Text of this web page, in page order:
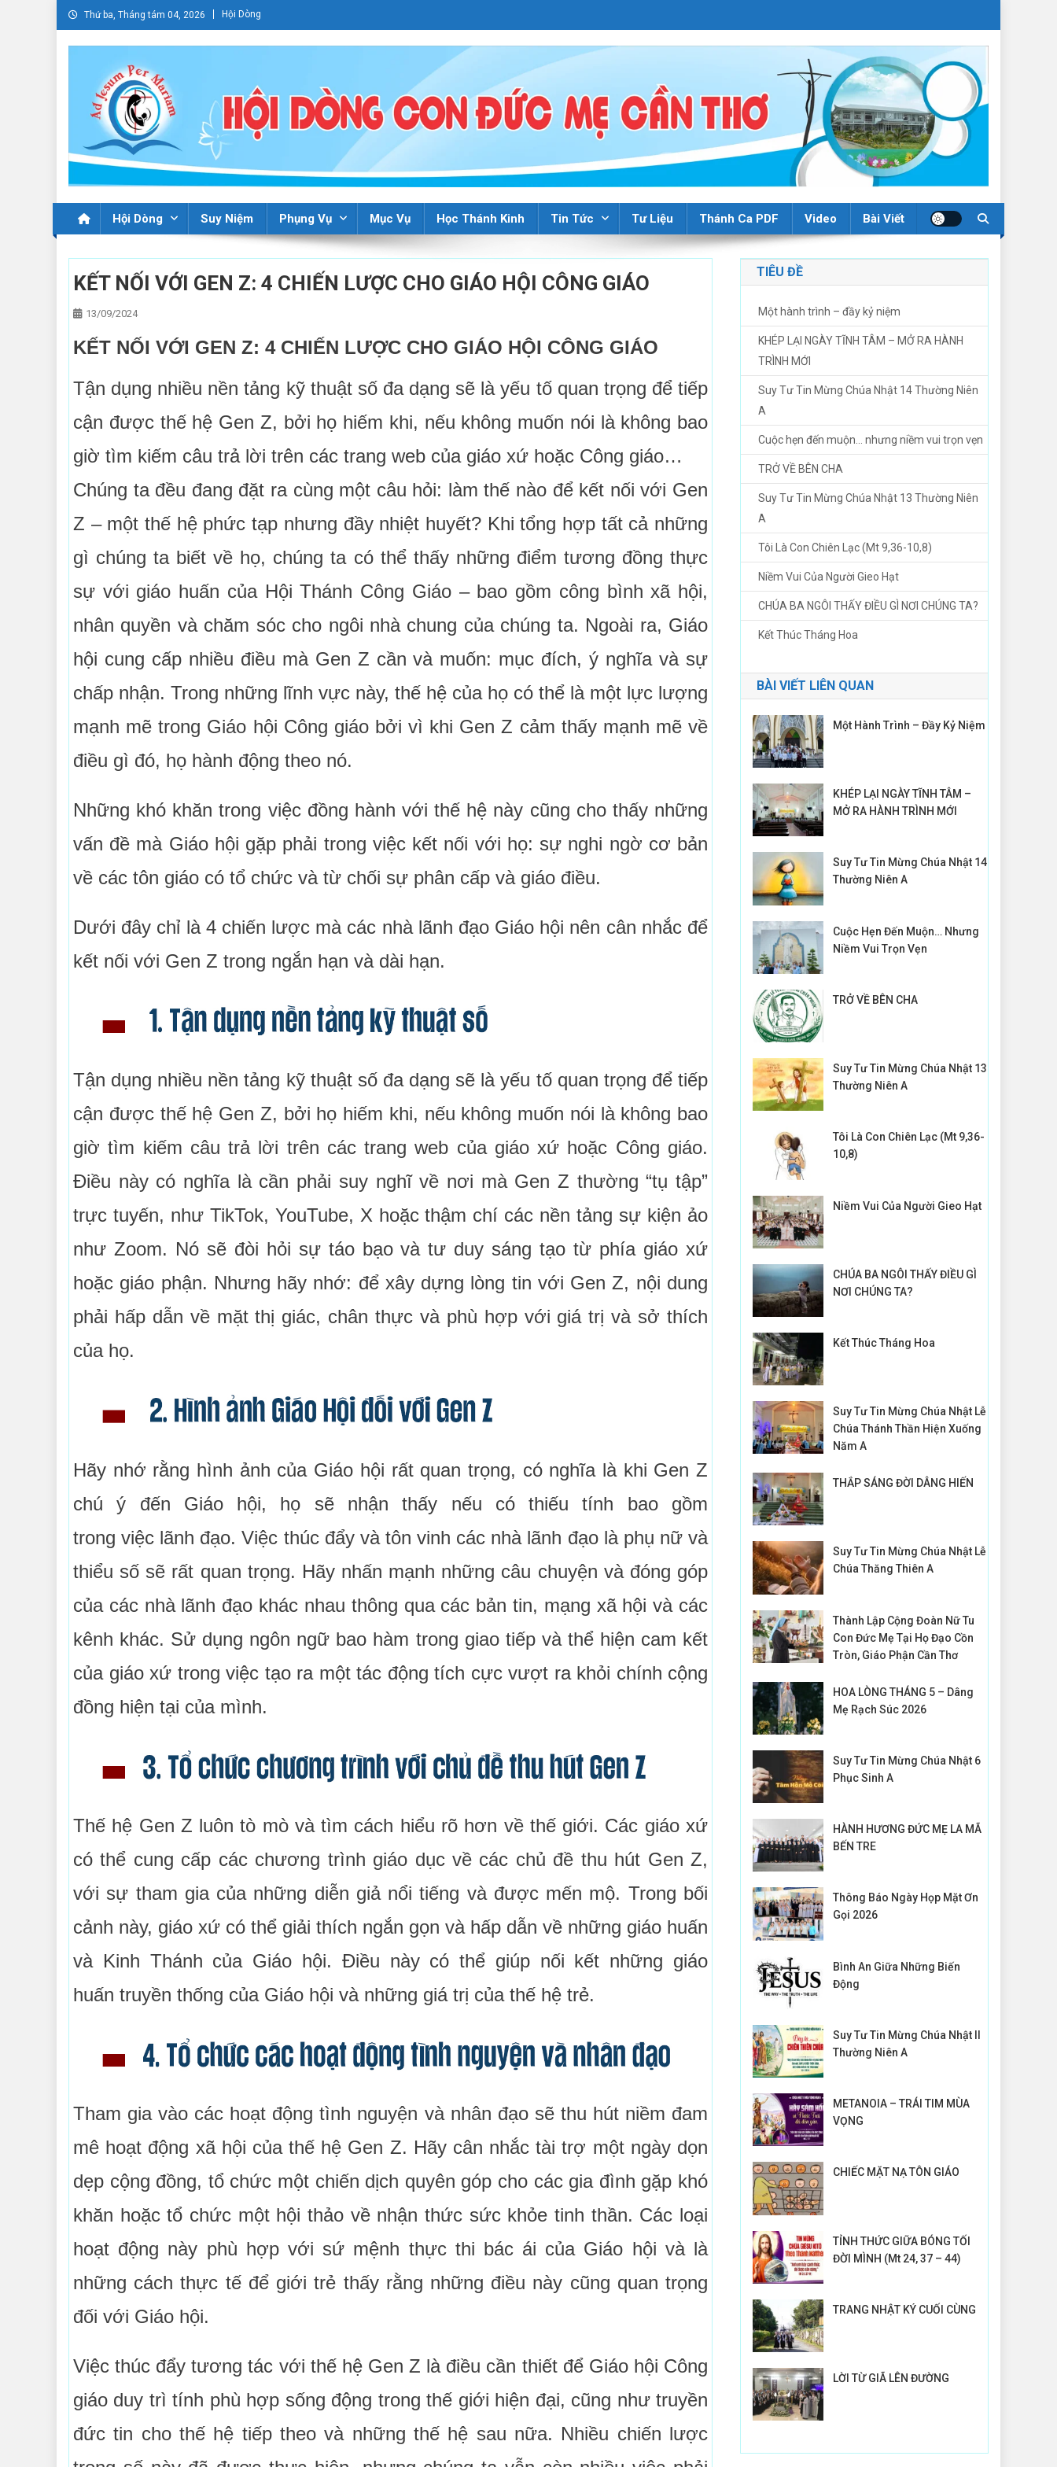
Skip
to
content
Thứ ba, Tháng tám 04, 2026 Hội Dòng
Hội Dòng Suy Niệm Phụng Vụ Mục Vụ Học Thánh Kinh Tin Tức Tư Liệu Thánh Ca PDF Video Bài Viết
KẾT NỐI VỚI GEN Z: 4 CHIẾN LƯỢC CHO GIÁO HỘI CÔNG GIÁO
13/09/2024
KẾT NỐI VỚI GEN Z: 4 CHIẾN LƯỢC CHO GIÁO HỘI CÔNG GIÁO
Tận dụng nhiều nền tảng kỹ thuật số đa dạng sẽ là yếu tố quan trọng để tiếp
cận được thế hệ Gen Z, bởi họ hiếm khi, nếu không muốn nói là không bao
giờ tìm kiếm câu trả lời trên các trang web của giáo xứ hoặc Công giáo…
Chúng ta đều đang đặt ra cùng một câu hỏi: làm thế nào để kết nối với Gen
Z – một thế hệ phức tạp nhưng đầy nhiệt huyết? Khi tổng hợp tất cả những
gì chúng ta biết về họ, chúng ta có thể thấy những điểm tương đồng thực
sự với giáo huấn của Hội Thánh Công Giáo – bao gồm công bình xã hội,
nhân quyền và chăm sóc cho ngôi nhà chung của chúng ta. Ngoài ra, Giáo
hội cung cấp nhiều điều mà Gen Z cần và muốn: mục đích, ý nghĩa và sự
chấp nhận. Trong những lĩnh vực này, thế hệ của họ có thể là một lực lượng
mạnh mẽ trong Giáo hội Công giáo bởi vì khi Gen Z cảm thấy mạnh mẽ về
điều gì đó, họ hành động theo nó.
Những khó khăn trong việc đồng hành với thế hệ này cũng cho thấy những
vấn đề mà Giáo hội gặp phải trong việc kết nối với họ: sự nghi ngờ cơ bản
về các tôn giáo có tổ chức và từ chối sự phân cấp và giáo điều.
Dưới đây chỉ là 4 chiến lược mà các nhà lãnh đạo Giáo hội nên cân nhắc để
kết nối với Gen Z trong ngắn hạn và dài hạn.
Tận dụng nhiều nền tảng kỹ thuật số đa dạng sẽ là yếu tố quan trọng để tiếp
cận được thế hệ Gen Z, bởi họ hiếm khi, nếu không muốn nói là không bao
giờ tìm kiếm câu trả lời trên các trang web của giáo xứ hoặc Công giáo.
Điều này có nghĩa là cần phải suy nghĩ về nơi mà Gen Z thường “tụ tập”
trực tuyến, như TikTok, YouTube, X hoặc thậm chí các nền tảng sự kiện ảo
như Zoom. Nó sẽ đòi hỏi sự táo bạo và tư duy sáng tạo từ phía giáo xứ
hoặc giáo phận. Nhưng hãy nhớ: để xây dựng lòng tin với Gen Z, nội dung
phải hấp dẫn về mặt thị giác, chân thực và phù hợp với giá trị và sở thích
của họ.
Hãy nhớ rằng hình ảnh của Giáo hội rất quan trọng, có nghĩa là khi Gen Z
chú ý đến Giáo hội, họ sẽ nhận thấy nếu có thiếu tính bao gồm
trong việc lãnh đạo. Việc thúc đẩy và tôn vinh các nhà lãnh đạo là phụ nữ và
thiểu số sẽ rất quan trọng. Hãy nhấn mạnh những câu chuyện và đóng góp
của các nhà lãnh đạo khác nhau thông qua các bản tin, mạng xã hội và các
kênh khác. Sử dụng ngôn ngữ bao hàm trong giao tiếp và thể hiện cam kết
của giáo xứ trong việc tạo ra một tác động tích cực vượt ra khỏi chính cộng
đồng hiện tại của mình.
Thế hệ Gen Z luôn tò mò và tìm cách hiểu rõ hơn về thế giới. Các giáo xứ
có thể cung cấp các chương trình giáo dục về các chủ đề thu hút Gen Z,
với sự tham gia của những diễn giả nổi tiếng và được mến mộ. Trong bối
cảnh này, giáo xứ có thể giải thích ngắn gọn và hấp dẫn về những giáo huấn
và Kinh Thánh của Giáo hội. Điều này có thể giúp nối kết những giáo
huấn truyền thống của Giáo hội và những giá trị của thế hệ trẻ.
Tham gia vào các hoạt động tình nguyện và nhân đạo sẽ thu hút niềm đam
mê hoạt động xã hội của thế hệ Gen Z. Hãy cân nhắc tài trợ một ngày dọn
dẹp cộng đồng, tổ chức một chiến dịch quyên góp cho các gia đình gặp khó
khăn hoặc tổ chức một hội thảo về nhận thức sức khỏe tinh thần. Các loại
hoạt động này phù hợp với sứ mệnh thực thi bác ái của Giáo hội và là
những cách thực tế để giới trẻ thấy rằng những điều này cũng quan trọng
đối với Giáo hội.
Việc thúc đẩy tương tác với thế hệ Gen Z là điều cần thiết để Giáo hội Công
giáo duy trì tính phù hợp sống động trong thế giới hiện đại, cũng như truyền
đức tin cho thế hệ tiếp theo và những thế hệ sau nữa. Nhiều chiến lược
TIÊU ĐỀ
Một hành trình – đầy kỷ niệm
KHÉP LẠI NGÀY TĨNH TÂM – MỞ RA HÀNH
TRÌNH MỚI
Suy Tư Tin Mừng Chúa Nhật 14 Thường Niên
A
Cuộc hẹn đến muộn… nhưng niềm vui trọn vẹn
TRỞ VỀ BÊN CHA
Suy Tư Tin Mừng Chúa Nhật 13 Thường Niên
A
Tôi Là Con Chiên Lạc (Mt 9,36-10,8)
Niềm Vui Của Người Gieo Hạt
CHÚA BA NGÔI THẤY ĐIỀU GÌ NƠI CHÚNG TA?
Kết Thúc Tháng Hoa
BÀI VIẾT LIÊN QUAN
Một Hành Trình – Đầy Kỷ Niệm
KHÉP LẠI NGÀY TĨNH TÂM –
MỞ RA HÀNH TRÌNH MỚI
Suy Tư Tin Mừng Chúa Nhật 14
Thường Niên A
Cuộc Hẹn Đến Muộn… Nhưng
Niềm Vui Trọn Vẹn
TRỞ VỀ BÊN CHA
Suy Tư Tin Mừng Chúa Nhật 13
Thường Niên A
Tôi Là Con Chiên Lạc (Mt 9,36-
10,8)
Niềm Vui Của Người Gieo Hạt
CHÚA BA NGÔI THẤY ĐIỀU GÌ
NƠI CHÚNG TA?
Kết Thúc Tháng Hoa
Suy Tư Tin Mừng Chúa Nhật Lễ
Chúa Thánh Thần Hiện Xuống
Năm A
THẮP SÁNG ĐỜI DÂNG HIẾN
Suy Tư Tin Mừng Chúa Nhật Lễ
Chúa Thăng Thiên A
Thành Lập Cộng Đoàn Nữ Tu
Con Đức Mẹ Tại Họ Đạo Cồn
Tròn, Giáo Phận Cần Thơ
HOA LÒNG THÁNG 5 – Dâng
Mẹ Rạch Súc 2026
Suy Tư Tin Mừng Chúa Nhật 6
Phục Sinh A
HÀNH HƯƠNG ĐỨC MẸ LA MÃ
BẾN TRE
Thông Báo Ngày Họp Mặt Ơn
Gọi 2026
Bình An Giữa Những Biến
Động
Suy Tư Tin Mừng Chúa Nhật II
Thường Niên A
METANOIA – TRÁI TIM MÙA
VỌNG
CHIẾC MẶT NẠ TÔN GIÁO
TỈNH THỨC GIỮA BÓNG TỐI
ĐỜI MÌNH (Mt 24, 37 – 44)
TRANG NHẬT KÝ CUỐI CÙNG
LỜI TỪ GIÃ LÊN ĐƯỜNG